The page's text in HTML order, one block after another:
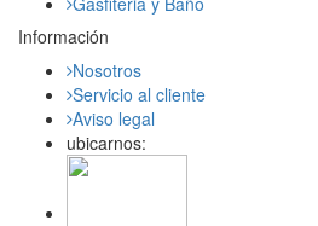
Información
Nosotros
Servicio al cliente
Aviso legal
ubicarnos: